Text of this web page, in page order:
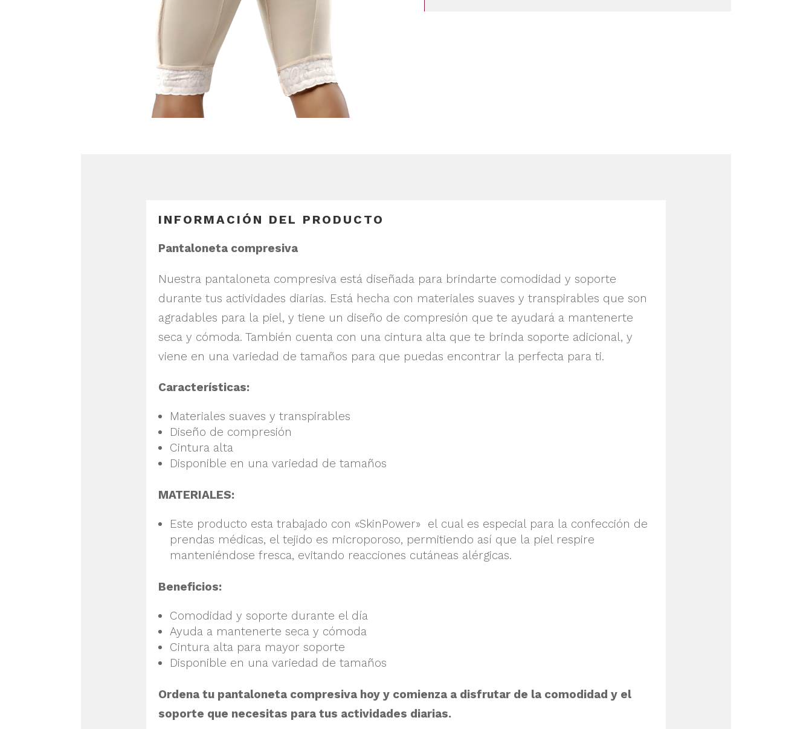
INFORMACIÓN DEL PRODUCTO
Pantaloneta compresiva
Nuestra pantaloneta compresiva está diseñada para brindarte comodidad y soporte
durante tus actividades diarias. Está hecha con materiales suaves y transpirables que son
agradables para la piel, y tiene un diseño de compresión que te ayudará a mantenerte
seca y cómoda. También cuenta con una cintura alta que te brinda soporte adicional, y
viene en una variedad de tamaños para que puedas encontrar la perfecta para ti.
Características:
Materiales suaves y transpirables
Diseño de compresión
Cintura alta
Disponible en una variedad de tamaños
MATERIALES:
Este producto esta trabajado con «SkinPower» el cual es especial para la confección de
prendas médicas, el tejido es microporoso, permitiendo así que la piel respire
manteniéndose fresca, evitando reacciones cutáneas alérgicas.
Beneficios:
Comodidad y soporte durante el día
Ayuda a mantenerte seca y cómoda
Cintura alta para mayor soporte
Disponible en una variedad de tamaños
Ordena tu pantaloneta compresiva hoy y comienza a disfrutar de la comodidad y el
soporte que necesitas para tus actividades diarias.